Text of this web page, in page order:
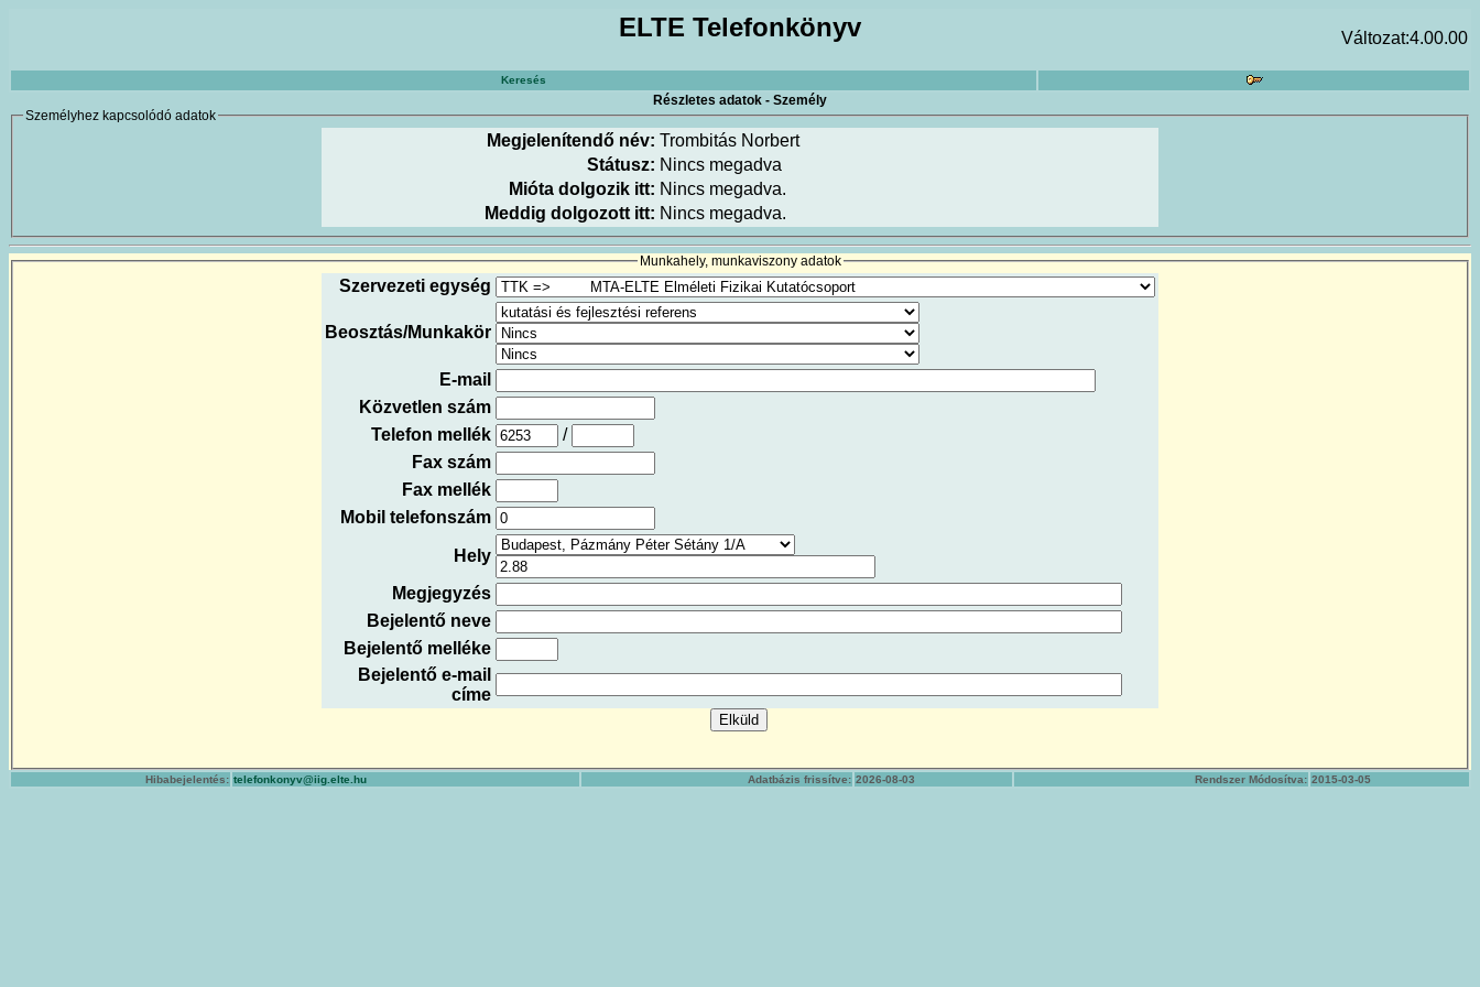
ELTE Telefonkönyv Változat:4.00.00
Keresés
Részletes adatok - Személy
Személyhez kapcsolódó adatok
Megjelenítendő név: Trombitás Norbert
Státusz: Nincs megadva
Mióta dolgozik itt: Nincs megadva.
Meddig dolgozott itt: Nincs megadva.
Munkahely, munkaviszony adatok
Szervezeti egység
Beosztás/Munkakör
E-mail
Közvetlen szám
Telefon mellék
/
Fax szám
Fax mellék
Mobil telefonszám
Hely
Megjegyzés
Bejelentő neve
Bejelentő melléke
Bejelentő e-mail
címe
Hibabejelentés: telefonkonyv@iig.elte.hu Adatbázis frissítve: 2026-08-03 Rendszer Módosítva: 2015-03-05